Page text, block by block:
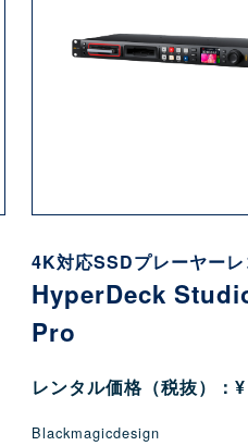
4K対応SSDプレーヤー
HyperDeck
Pro
レンタル価格（税抜）：
Blackmagicdesign